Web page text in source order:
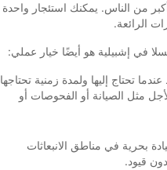
من الناس. يمكنك استئجار واحدة
الرائعة.
في إشبيلية هو أيضًا خيار عملي:
تحتاج إليها ولمدة زمنية تحتاجها
مثل الصيانة أو الفحوصات أو
بحرية في مناطق الانبعاثات